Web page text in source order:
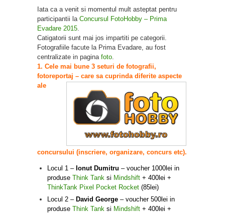
Iata ca a venit si momentul mult asteptat pentru
participantii la Concursul FotoHobby – Prima
Evadare 2015.
Catigatorii sunt mai jos impartiti pe categorii.
Fotografiile facute la Prima Evadare, au fost
centralizate in pagina foto.
1. Cele mai bune 3 seturi de fotografii,
fotoreportaj – care sa cuprinda diferite aspecte
ale
concursului (inscriere, organizare, concurs etc).
Locul 1 – Ionut Dumitru – voucher 1000lei in
produse Think Tank si Mindshift + 400lei +
ThinkTank Pixel Pocket Rocket (85lei)
Locul 2 – David George – voucher 500lei in
produse Think Tank si Mindshift + 400lei +